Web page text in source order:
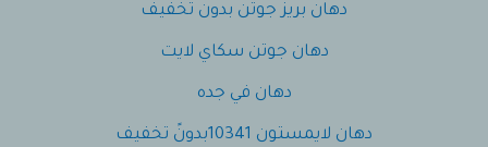
دهان بريز جوتن بدون تخفيف
دهان جوتن سكاي لايت
دهان في جده
دهان لايمستون 10341بدونً تخفيف